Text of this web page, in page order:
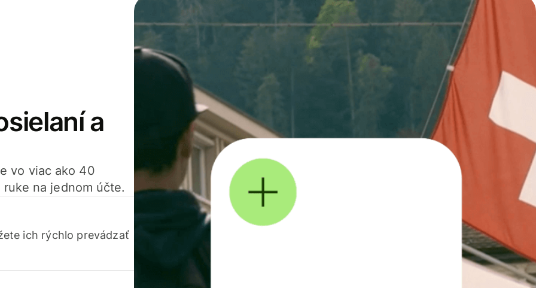
a
vo viac ako 40
na jednom účte.
ich rýchlo prevádzať